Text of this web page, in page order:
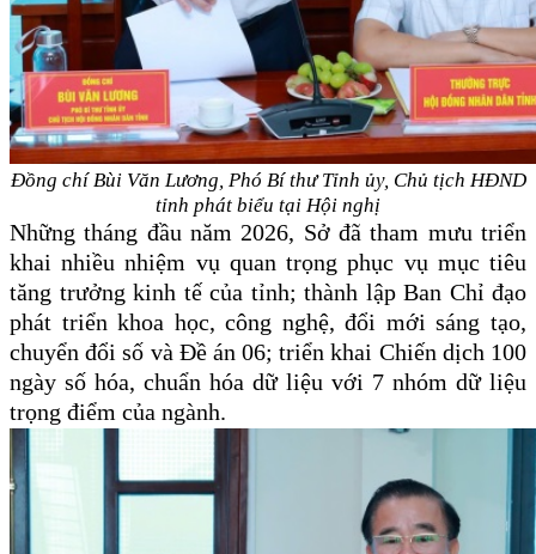
Đồng chí Bùi Văn Lương, Phó Bí thư Tỉnh ủy, Chủ tịch HĐND
tỉnh phát biểu tại Hội nghị
Những tháng đầu năm 2026, Sở đã tham mưu triển
khai nhiều nhiệm vụ quan trọng phục vụ mục tiêu
tăng trưởng kinh tế của tỉnh; thành lập Ban Chỉ đạo
phát triển khoa học, công nghệ, đổi mới sáng tạo,
chuyển đổi số và Đề án 06; triển khai Chiến dịch 100
ngày số hóa, chuẩn hóa dữ liệu với 7 nhóm dữ liệu
trọng điểm của ngành.